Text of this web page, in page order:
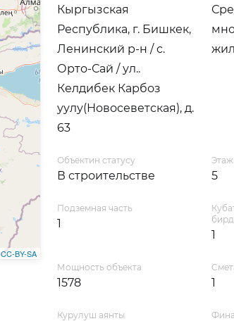
CC-BY-SA
Кыргызская
Республика, г. Бишкек,
Ленинский р-н / с.
Орто-Сай / ул..
Келдибек Карбоз
уулу(Новосеветская), д.
63
Объектин статусу
В строительстве 5
Подземная часть
1
1
Мощность объекта
1578 1
Курулуш аянты